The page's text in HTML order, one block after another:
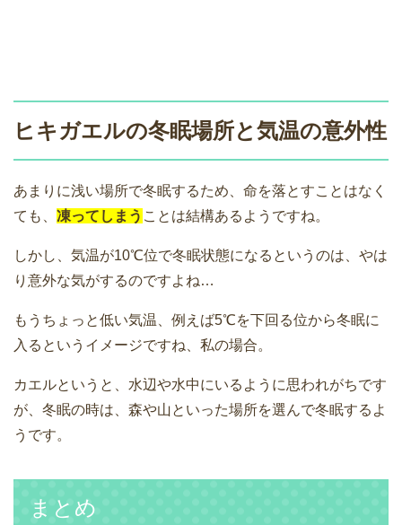
ヒキガエルの冬眠場所と気温の意外性
あまりに浅い場所で冬眠するため、命を落とすことはなく
ても、 凍ってしまう ことは結構あるようですね。
しかし、気温が10℃位で冬眠状態になるというのは、やは
り意外な気がするのですよね…
もうちょっと低い気温、例えば5℃を下回る位から冬眠に
入るというイメージですね、私の場合。
カエルというと、水辺や水中にいるように思われがちです
が、冬眠の時は、森や山といった場所を選んで冬眠するよ
うです。
まとめ